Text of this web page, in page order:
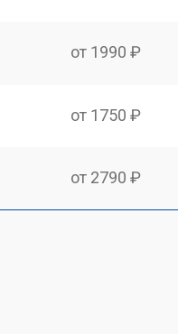
от 1990 ₽
от 1750 ₽
от 2790 ₽